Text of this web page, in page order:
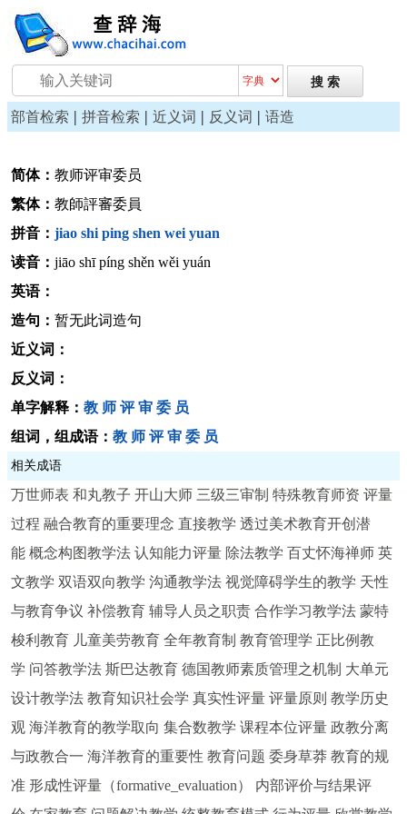
部首检索 | 拼音检索 | 近义词 | 反义词 | 语造
简体： 教师评审委员
繁体： 教師評審委員
拼音： jiao shi ping shen wei yuan
读音： jiāo shī píng shěn wěi yuán
英语：
造句： 暂无此词造句
近义词：
反义词：
单字解释： 教 师 评 审 委 员
组词，组成语： 教 师 评 审 委 员
相关成语
万世师表 和丸教子 开山大师 三级三审制 特殊教育师资 评量
过程 融合教育的重要理念 直接教学 透过美术教育开创潜
能 概念构图教学法 认知能力评量 除法教学 百丈怀海禅师 英
文教学 双语双向教学 沟通教学法 视觉障碍学生的教学 天性
与教育争议 补偿教育 辅导人员之职责 合作学习教学法 蒙特
梭利教育 儿童美劳教育 全年教育制 教育管理学 正比例教
学 问答教学法 斯巴达教育 德国教师素质管理之机制 大单元
设计教学法 教育知识社会学 真实性评量 评量原则 教学历史
观 海洋教育的教学取向 集合数教学 课程本位评量 政教分离
与政教合一 海洋教育的重要性 教育问题 委身草莽 教育的规
准 形成性评量（formative_evaluation）
内部评价与结果评